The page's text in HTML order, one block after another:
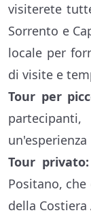
visiterete
Sorrento e
locale per
di visite e
Tour per
Tour privato:
Positano,
della